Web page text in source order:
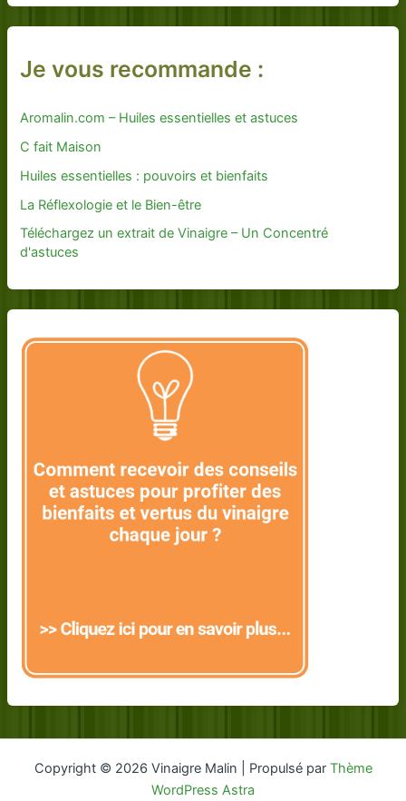
Je vous recommande :
Aromalin.com – Huiles essentielles et astuces
C fait Maison
Huiles essentielles : pouvoirs et bienfaits
La Réflexologie et le Bien-être
Téléchargez un extrait de Vinaigre – Un Concentré
d'astuces
Copyright © 2026 Vinaigre Malin | Propulsé par Thème
WordPress Astra